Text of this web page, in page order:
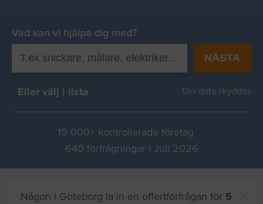
Vad kan vi hjälpa dig med?
NÄSTA
Eller välj i lista Din data skyddas
15 000+ kontrollerade företag
640 förfrågningar i Juli 2026
Någon i Göteborg la in en offertförfrågan för 5